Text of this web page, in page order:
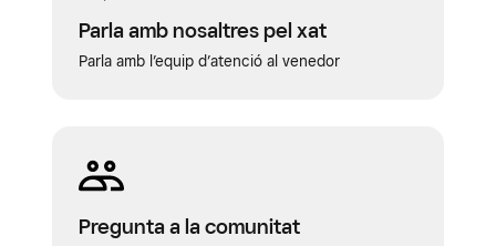
Parla amb nosaltres pel xat
Parla amb l’equip d’atenció al venedor
Pregunta a la comunitat